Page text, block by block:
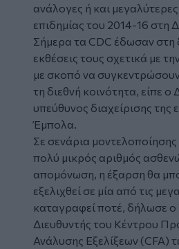
ανάλογες ή και
επιδημίας του 2014-16 στη
Σήμερα τα CDC έδωσαν στη
εκθέσεις τους σχετικά με
με σκοπό να
τη διεθνή κοινότητα, είπε ο
υπεύθυνος διαχείρισης της
Έμπολα.
Σε σενάρια
πολύ μικρός αριθμός
απομόνωση, η έξαρση θα
εξελιχθεί σε μία από τις
καταγραφεί ποτέ, δήλωσε ο
Διευθυντής του Κέντρου
Ανάλυσης Εξελίξεων (CFA)